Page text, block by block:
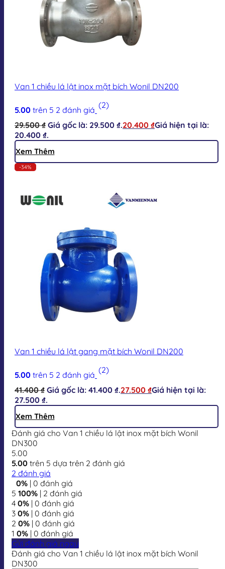
Van 1 chiều lá lật inox mặt bích Wonil DN200
5.00 trên 5 2 đánh giá (2)
29.500₫ Giá gốc là: 29.500 ₫.20.400 ₫Giá hiện tại là:
20.400 ₫.
Xem Thêm
-34%
Van 1 chiều lá lật gang mặt bích Wonil DN200
5.00 trên 5 2 đánh giá (2)
41.400₫ Giá gốc là: 41.400 ₫.27.500 ₫Giá hiện tại là:
27.500 ₫.
Xem Thêm
Đánh giá cho Van 1 chiều lá lật inox mặt bích Wonil
DN300
5.00
5.00 trên 5 dựa trên 2 đánh giá
2 đánh giá
0% | 0 đánh giá
5 100% | 2 đánh giá
4 0% | 0 đánh giá
3 0% | 0 đánh giá
2 0% | 0 đánh giá
1 0% | 0 đánh giá
Gửi đánh giá ngay
Đánh giá cho Van 1 chiều lá lật inox mặt bích Wonil
DN300